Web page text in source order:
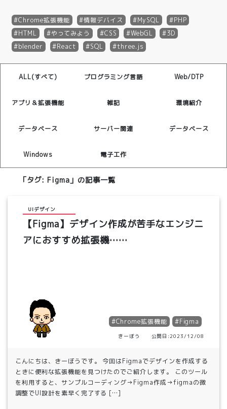
Chrome拡張機能 情報デバイス MySQL
PHP
HTML
やってみよう CSS WebGL
3D
blender
React SQL three.js
ALL(すべて) プログラミング言語 Web/DTP
アプリ＆拡張機能 雑記 環境紹介
データベース サーバー関連 データベース
Windows 電子工作
「タグ:Figma 」の記事一覧
UIデザイン
【Figma】デザイン作成が苦手なエンジニ
アにおすすめ拡張機……
#Chrome拡張機能 #Figma
きーぼう 公開日:2023/12/08
こんにちは、きーぼうです。 今回はFigmaでデザインを作成する
ときに便利な拡張機能を見つけたのでご紹介します。 このツール
を利用すると、サンプルコーディング→Figma作成→figmaの微
調整でUI設計を素早く完了する […]